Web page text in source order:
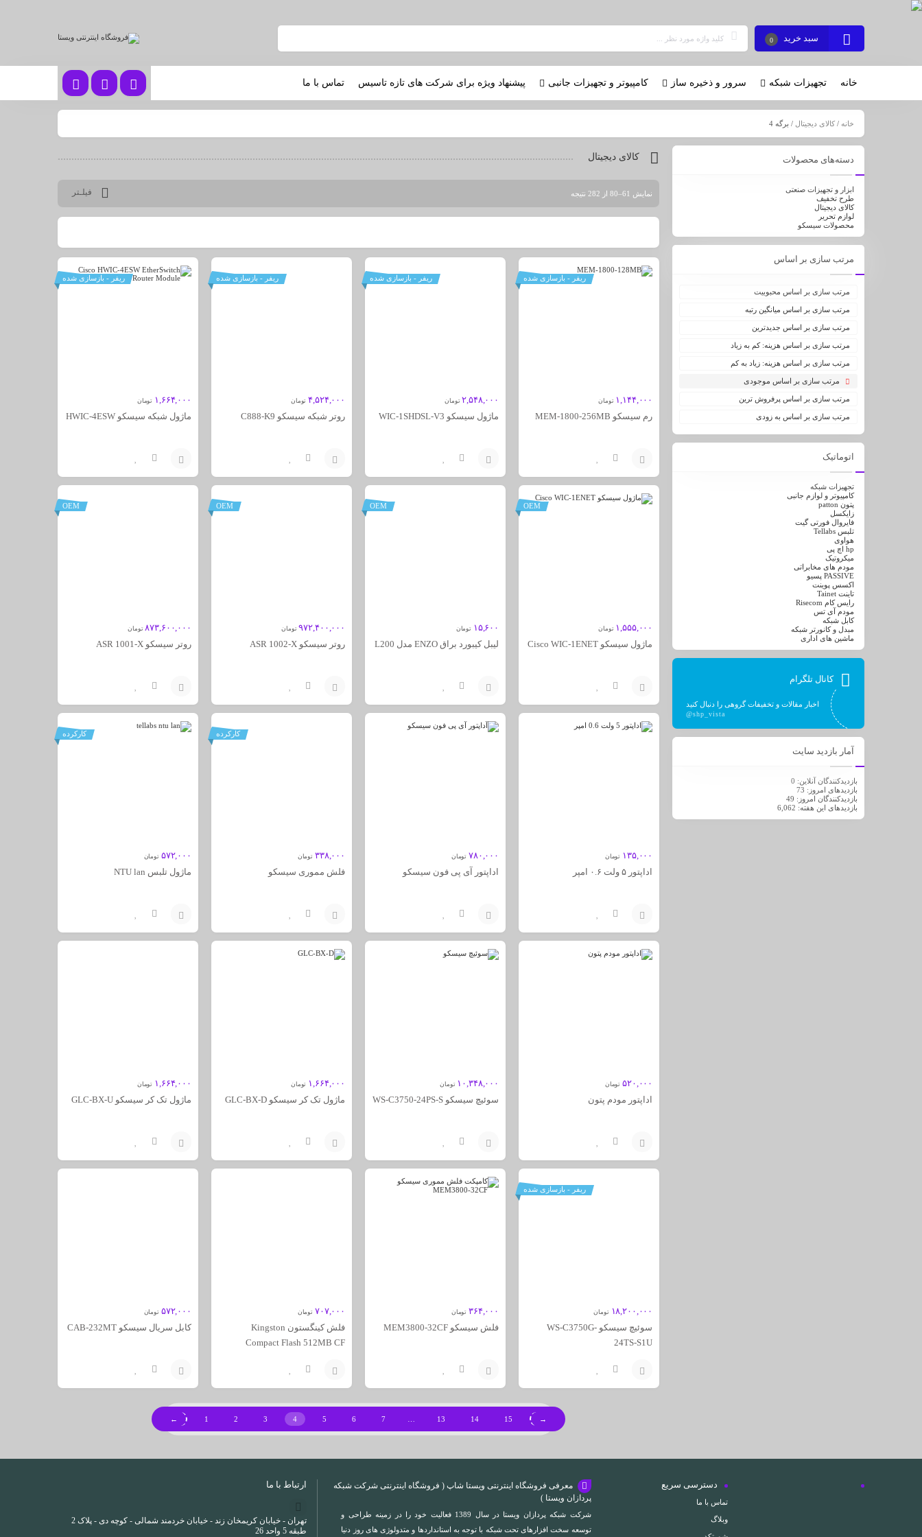
سبد خرید 0
خانه تجهیزات شبکه سرور و ذخیره ساز کامپیوتر و تجهیزات جانبی پیشنهاد ویژه برای شرکت های تازه تاسیس تماس با ما
خانه / کالای دیجیتال / برگه 4
کالای دیجیتال
فیلـتر نمایش 61–80 از 282 نتیجه
ریفر - بازسازی شده
۱,۱۴۴,۰۰۰ تومان
رم سیسکو MEM-1800-256MB
به
ریفر - بازسازی شده
۲,۵۴۸,۰۰۰ تومان
ماژول سیسکو WIC-1SHDSL-V3
ریفر - بازسازی شده
۴,۵۲۴,۰۰۰ تومان
روتر شبکه سیسکو C888-K9
ریفر - بازسازی شده
۱,۶۶۴,۰۰۰ تومان
ماژول شبکه سیسکو HWIC-4ESW
OEM
۱,۵۵۵,۰۰۰ تومان
ماژول سیسکو Cisco WIC-1ENET
به
OEM
۱۵,۶۰۰ تومان
لیبل کیبورد براق ENZO مدل L200
به
OEM
۹۷۲,۴۰۰,۰۰۰ تومان
روتر سیسکو ASR 1002-X
OEM
۸۷۳,۶۰۰,۰۰۰ تومان
روتر سیسکو ASR 1001-X
به
۱۳۵,۰۰۰ تومان
اداپتور ۵ ولت ۰.۶ امپر
به
۷۸۰,۰۰۰ تومان
اداپتور آی پی فون سیسکو
به
کارکرده
۳۳۸,۰۰۰ تومان
فلش مموری سیسکو
به
کارکرده
۵۷۲,۰۰۰ تومان
ماژول تلبس NTU lan
۵۲۰,۰۰۰ تومان
اداپتور مودم پتون
۱۰,۳۴۸,۰۰۰ تومان
سوئیچ سیسکو WS-C3750-24PS-S
به
۱,۶۶۴,۰۰۰ تومان
ماژول تک کر سیسکو GLC-BX-D
۱,۶۶۴,۰۰۰ تومان
ماژول تک کر سیسکو GLC-BX-U
ریفر - بازسازی شده
۱۸,۲۰۰,۰۰۰ تومان
سوئیچ سیسکو WS-C3750G-
24TS-S1U
۳۶۴,۰۰۰ تومان
فلش سیسکو MEM3800-32CF
سبد
۷۰۷,۰۰۰ تومان
فلش کینگستون Kingston
Compact Flash 512MB CF
سبد
۵۷۲,۰۰۰ تومان
کابل سریال سیسکو CAB-232MT
به
سبد
← 1 2 3 4 5 6 7 13 14 15 →
دسته‌های محصولات
ابزار و تجهیزات صنعتی
طرح تخفیف
کالای دیجیتال
لوازم تحریر
محصولات سیسکو
مرتب سازی بر اساس
مرتب سازی بر اساس محبوبیت
مرتب سازی بر اساس میانگین رتبه
مرتب سازی بر اساس جدیدترین
مرتب سازی بر اساس هزینه: کم به زیاد
مرتب سازی بر اساس هزینه: زیاد به کم
مرتب سازی بر اساس موجودی
مرتب سازی بر اساس پرفروش ترین
مرتب سازی بر اساس به زودی
اتوماتیک
تجهیزات شبکه
کامپیوتر و لوازم جانبی
پتون patton
زایکسل
فایروال فورتی گیت
تلبس Tellabs
هواوی
hp اچ پی
میکروتیک
مودم های مخابراتی
PASSIVE پسیو
اکسس پوینت
تاینت Tainet
رایس کام Risecom
مودم آی تس
کابل شبکه
مبدل و کانورتر شبکه
ماشین های اداری
کانال تلگرام
اخبار مقالات و تخفیفات گروهی را دنبال کنید
@shp_vista
آمار بازدید سایت
بازدیدکنندگان آنلاین: 0
بازدیدهای امروز: 73
بازدیدکنندگان امروز: 49
بازدیدهای این هفته: 6,062
دسترسی سریع
تماس با ما
وبلاگ
معرفی فروشگاه اینترنتی ویستا شاپ ( فروشگاه اینترنتی شرکت شبکه
پردازان ویستا )
شرکت شبکه پردازان ویستا در سال 1389 فعالیت خود را در زمینه طراحی و
توسعه سخت افزارهای تحت شبکه با توجه به استانداردها و متدولوژی های روز دنیا
ارتباط با ما
تهران - خیابان کریمخان زند - خیابان خردمند شمالی - کوچه دی - پلاک 2
طبقه 5 واحد 26